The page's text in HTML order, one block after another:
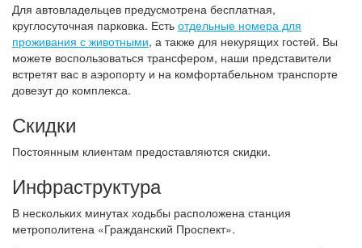
Для автовладельцев предусмотрена бесплатная,
круглосуточная парковка. Есть отдельные номера для
проживания с животными, а также для некурящих гостей. Вы
можете воспользоваться трансфером, наши представители
встретят вас в аэропорту и на комфортабельном транспорте
довезут до комплекса.
Скидки
Постоянным клиентам предоставляются скидки.
Инфраструктура
В нескольких минутах ходьбы расположена станция
метрополитена «Гражданский Проспект».